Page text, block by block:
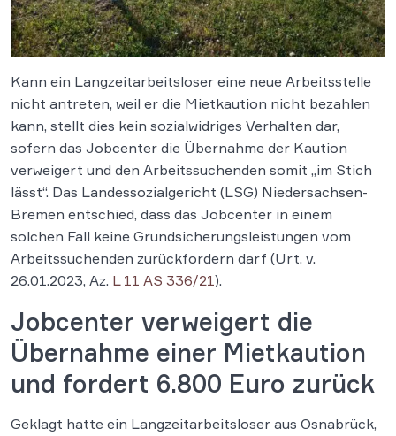
Kann ein Langzeitarbeitsloser eine neue Arbeitsstelle
nicht antreten, weil er die Mietkaution nicht bezahlen
kann, stellt dies kein sozialwidriges Verhalten dar,
sofern das Jobcenter die Übernahme der Kaution
verweigert und den Arbeitssuchenden somit „im Stich
lässt“. Das Landessozialgericht (LSG) Niedersachsen-
Bremen entschied, dass das Jobcenter in einem
solchen Fall keine Grundsicherungsleistungen vom
Arbeitssuchenden zurückfordern darf (Urt. v.
26.01.2023, Az. L 11 AS 336/21).
Jobcenter verweigert die
Übernahme einer Mietkaution
und fordert 6.800 Euro zurück
Geklagt hatte ein Langzeitarbeitsloser aus Osnabrück,